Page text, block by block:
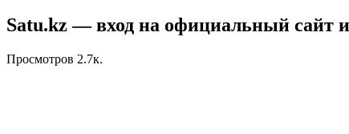
Satu.kz — вход на официальный сайт
Просмотров 2.7к.